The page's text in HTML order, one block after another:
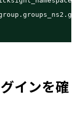
インを確